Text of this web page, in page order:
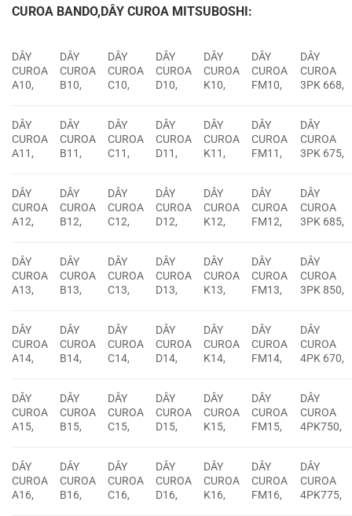
CUROA BANDO,DÂY CUROA MITSUBOSHI:
DÂY
CUROA
A10,
DÂY
CUROA
B10,
DÂY
CUROA
C10,
DÂY
CUROA
D10,
DÂY
CUROA
K10,
DÂY
CUROA
FM10,
DÂY
CUROA
3PK 668,
DÂY
CUROA
A11,
DÂY
CUROA
B11,
DÂY
CUROA
C11,
DÂY
CUROA
D11,
DÂY
CUROA
K11,
DÂY
CUROA
FM11,
DÂY
CUROA
3PK 675,
DÂY
CUROA
A12,
DÂY
CUROA
B12,
DÂY
CUROA
C12,
DÂY
CUROA
D12,
DÂY
CUROA
K12,
DÂY
CUROA
FM12,
DÂY
CUROA
3PK 685,
DÂY
CUROA
A13,
DÂY
CUROA
B13,
DÂY
CUROA
C13,
DÂY
CUROA
D13,
DÂY
CUROA
K13,
DÂY
CUROA
FM13,
DÂY
CUROA
3PK 850,
DÂY
CUROA
A14,
DÂY
CUROA
B14,
DÂY
CUROA
C14,
DÂY
CUROA
D14,
DÂY
CUROA
K14,
DÂY
CUROA
FM14,
DÂY
CUROA
4PK 670,
DÂY
CUROA
A15,
DÂY
CUROA
B15,
DÂY
CUROA
C15,
DÂY
CUROA
D15,
DÂY
CUROA
K15,
DÂY
CUROA
FM15,
DÂY
CUROA
4PK750,
DÂY
CUROA
A16,
DÂY
CUROA
B16,
DÂY
CUROA
C16,
DÂY
CUROA
D16,
DÂY
CUROA
K16,
DÂY
CUROA
FM16,
DÂY
CUROA
4PK775,